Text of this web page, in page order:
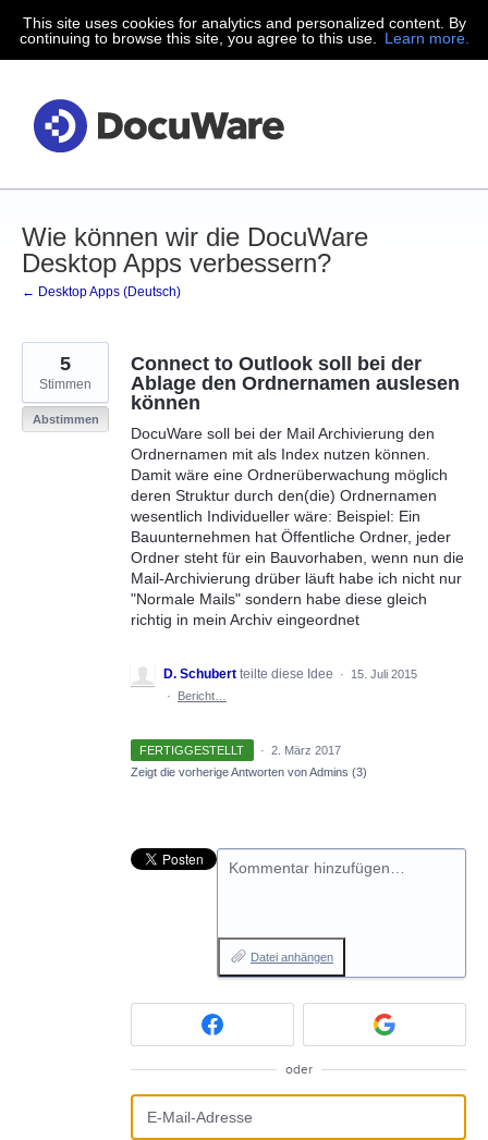
Zum
Inhalt
This site uses cookies for analytics and personalized content. By
continuing to browse this site, you agree to this use.
Learn more.
Wie können wir die DocuWare
Desktop Apps verbessern?
← Desktop Apps (Deutsch)
Connect to Outlook soll bei der
Ablage den Ordnernamen auslesen
können
DocuWare soll bei der Mail Archivierung den
Ordnernamen mit als Index nutzen können.
Damit wäre eine Ordnerüberwachung möglich
deren Struktur durch den(die) Ordnernamen
wesentlich Individueller wäre: Beispiel: Ein
Bauunternehmen hat Öffentliche Ordner, jeder
Ordner steht für ein Bauvorhaben, wenn nun die
Mail-Archivierung drüber läuft habe ich nicht nur
"Normale Mails" sondern habe diese gleich
richtig in mein Archiv eingeordnet
5
Stimmen
Abstimmen
D. Schubert teilte diese Idee ·
15. Juli 2015
·
Bericht…
FERTIGGESTELLT · 2. März 2017
Zeigt die vorherige Antworten von Admins (3)
Kommentar hinzufügen…
Datei anhängen
oder